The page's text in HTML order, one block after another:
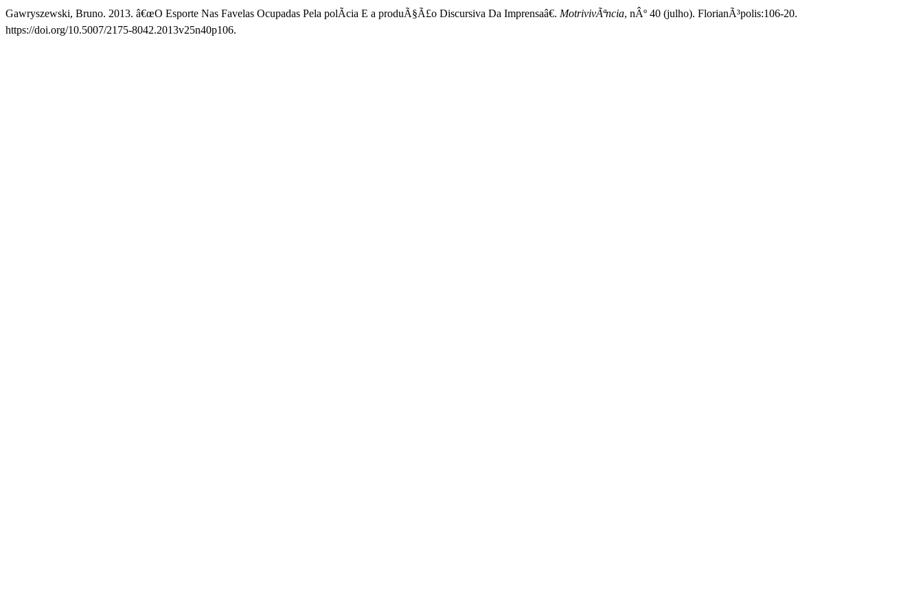
Gawryszewski, Bruno. 2013. â€œO Esporte Nas Favelas Ocupadas Pela polÃ­cia E a produÃ§Ã£o Discursiva Da Imprensaâ€. MotrivivÃªncia, nÂº 40 (julho). FlorianÃ³polis:106-20.
https://doi.org/10.5007/2175-8042.2013v25n40p106.